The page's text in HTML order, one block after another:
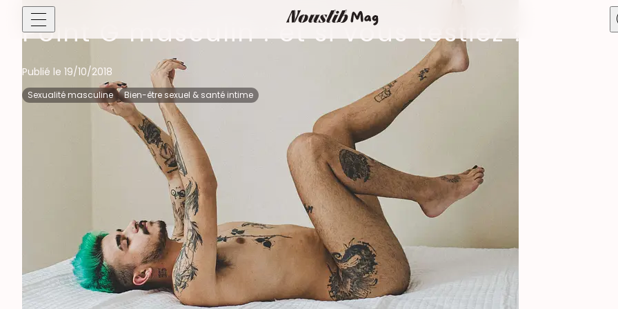
Sexualité masculine
Sexualité féminine
Sexualité & vie de couple
Amour
Séduction, rencontres & relations
Dating & Séduction
Jouets et toys
Sexe à plusieurs
Candaulisme
Préliminaires
Point G masculin : et si vous testiez ?
Publié le 19/10/2018
Sexualité masculine Bien-être sexuel & santé intime